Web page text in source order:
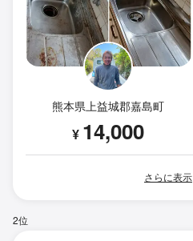
熊本県上益城郡嘉島町
¥ 14,000
さらに表示
2位